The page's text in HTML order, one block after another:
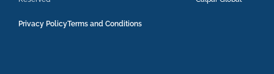
Privacy PolicyTerms and Conditions